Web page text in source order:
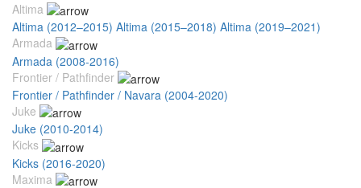
Altima
Altima (2012–2015) Altima (2015–2018) Altima (2019–2021)
Armada
Armada (2008-2016)
Frontier / Pathfinder
Frontier / Pathfinder / Navara (2004-2020)
Juke
Juke (2010-2014)
Kicks
Kicks (2016-2020)
Maxima